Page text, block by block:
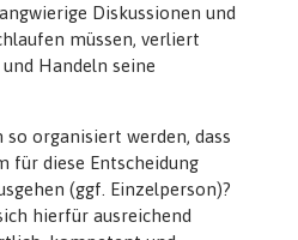
Diskussionen und
müssen, verliert
Handeln seine
organisiert werden, dass
für diese Entscheidung
(ggf. Einzelperson)?
hierfür ausreichend